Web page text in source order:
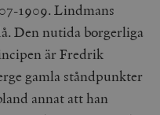
1909. Lindmans
Den nutida borgerliga
är Fredrik
gamla ståndpunkter
annat att han